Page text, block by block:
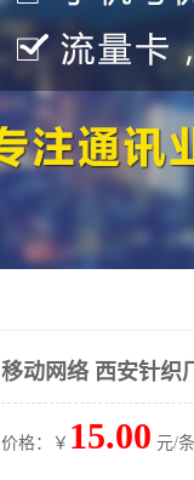
移动网络 西安针织
价格：￥ 15.00 元/